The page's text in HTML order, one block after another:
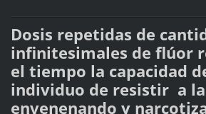
Dosis repetidas de
infinitesimales de flúor
el tiempo la capacidad
individuo de resistir a
envenenando y